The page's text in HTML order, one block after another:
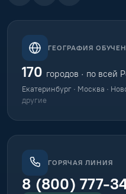
ГЕОГРАФИЯ
170 городов · по всей
Екатеринбург · Москва ·
другие
ГОРЯЧАЯ ЛИНИЯ
8 (800) 777-